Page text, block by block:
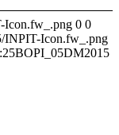
Icon.fw_.png 0 0
INPIT-Icon.fw_.png
BOPI_05DM2015